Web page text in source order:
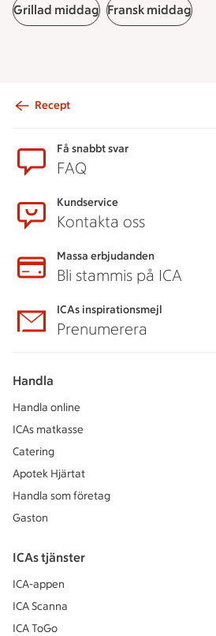
Grillad middag Fransk middag
Recept
Få snabbt svar
FAQ
Kundservice
Kontakta oss
Massa erbjudanden
Bli stammis på ICA
ICAs inspirationsmejl
Prenumerera
Handla
Handla online
ICAs matkasse
Catering
Apotek Hjärtat
Handla som företag
Gaston
ICAs tjänster
ICA-appen
ICA Scanna
ICA ToGo